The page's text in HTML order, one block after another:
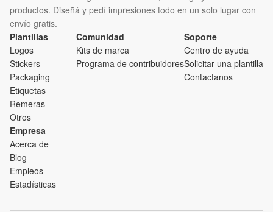
productos. Diseñá y pedí impresiones todo en un solo lugar con
envío gratis.
Plantillas
Logos
Stickers
Packaging
Etiquetas
Remeras
Otros
Comunidad
Kits de marca
Programa de contribuidores
Soporte
Centro de ayuda
Solicitar una plantilla
Contactanos
Empresa
Acerca de
Blog
Empleos
Estadísticas